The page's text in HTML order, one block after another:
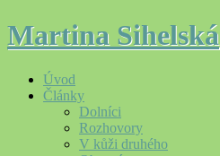
Martina Sihelská
Úvod
Články
Dolníci
Rozhovory
V kůži druhého